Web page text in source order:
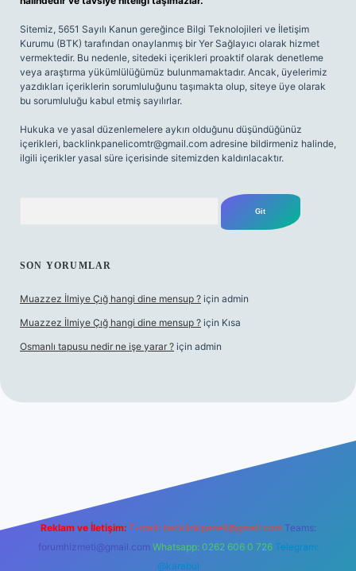
Sitemiz, 5651 Sayılı Kanun gereğince Bilgi Teknolojileri ve İletişim
Kurumu (BTK) tarafından onaylanmış bir Yer Sağlayıcı olarak hizmet
vermektedir. Bu nedenle, sitedeki içerikleri proaktif olarak denetleme
veya araştırma yükümlülüğümüz bulunmamaktadır. Ancak, üyelerimiz
yazdıkları içeriklerin sorumluluğunu taşımakta olup, siteye üye olarak
bu sorumluluğu kabul etmiş sayılırlar.
Hukuka ve yasal düzenlemelere aykırı olduğunu düşündüğünüz
içerikleri, backlinkpanelicomtr@gmail.com adresine bildirmeniz halinde,
ilgili içerikler yasal süre içerisinde sitemizden kaldırılacaktır.
SON YORUMLAR
Muazzez İlmiye Çığ hangi dine mensup ? için admin
Muazzez İlmiye Çığ hangi dine mensup ? için Kısa
Osmanlı tapusu nedir ne işe yarar ? için admin
Reklam ve İletişim: E-mail: backlinkpaneli@gmail.com Teams:
forumhizmeti@gmail.com Whatsapp: 0262 606 0 726 Telegram:
@karabul